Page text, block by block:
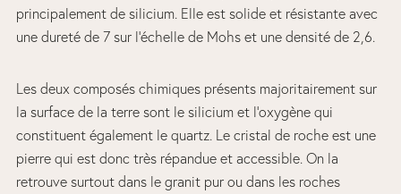
principalement de silicium. Elle est solide et résistante avec
une dureté de 7 sur l’échelle de Mohs et une densité de 2,6.
Les deux composés chimiques présents majoritairement sur
la surface de la terre sont le silicium et l’oxygène qui
constituent également le quartz. Le cristal de roche est une
pierre qui est donc très répandue et accessible. On la
retrouve surtout dans le granit pur ou dans les roches